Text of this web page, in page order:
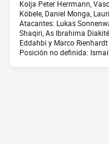
Kolja Peter Herrmann,
Köbele, Daniel Monga,
Atacantes: Lukas
Shaqiri, As Ibrahima
Eddahbi y Marco Rienhardt
Posición no definida: